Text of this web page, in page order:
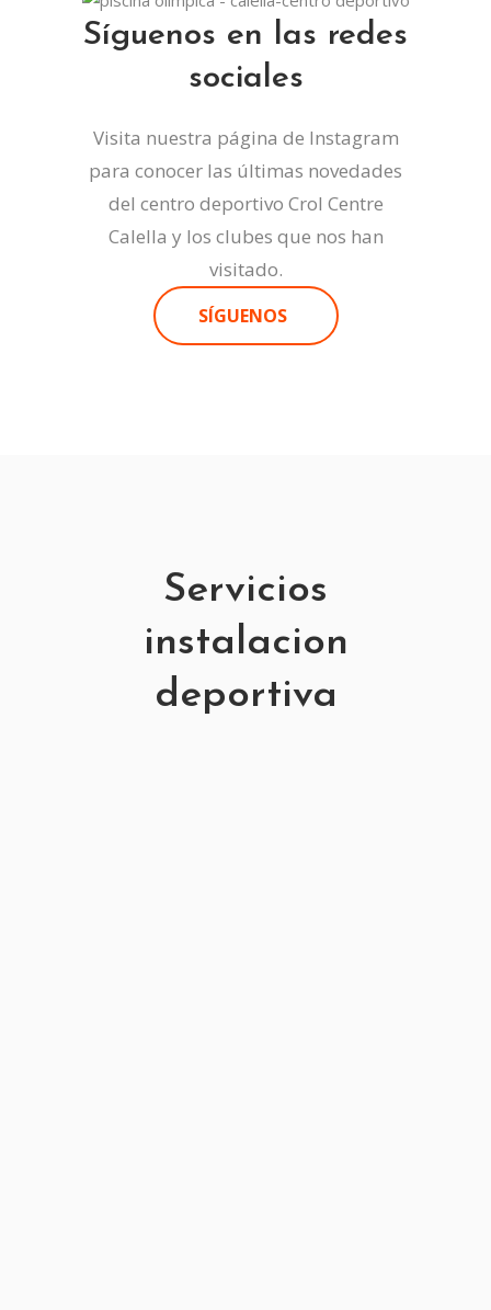
Síguenos en las redes
sociales
Visita nuestra página de Instagram
para conocer las últimas novedades
del centro deportivo Crol Centre
Calella y los clubes que nos han
visitado.
SÍGUENOS
Servicios
instalacion
deportiva